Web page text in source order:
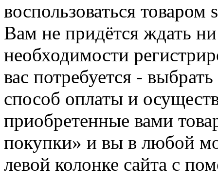
воспользоваться
Вам не придётся ждать
необходимости
вас потребуется -
способ оплаты и
приобретенные вами
покупки» и вы в любой
левой колонке сайта с